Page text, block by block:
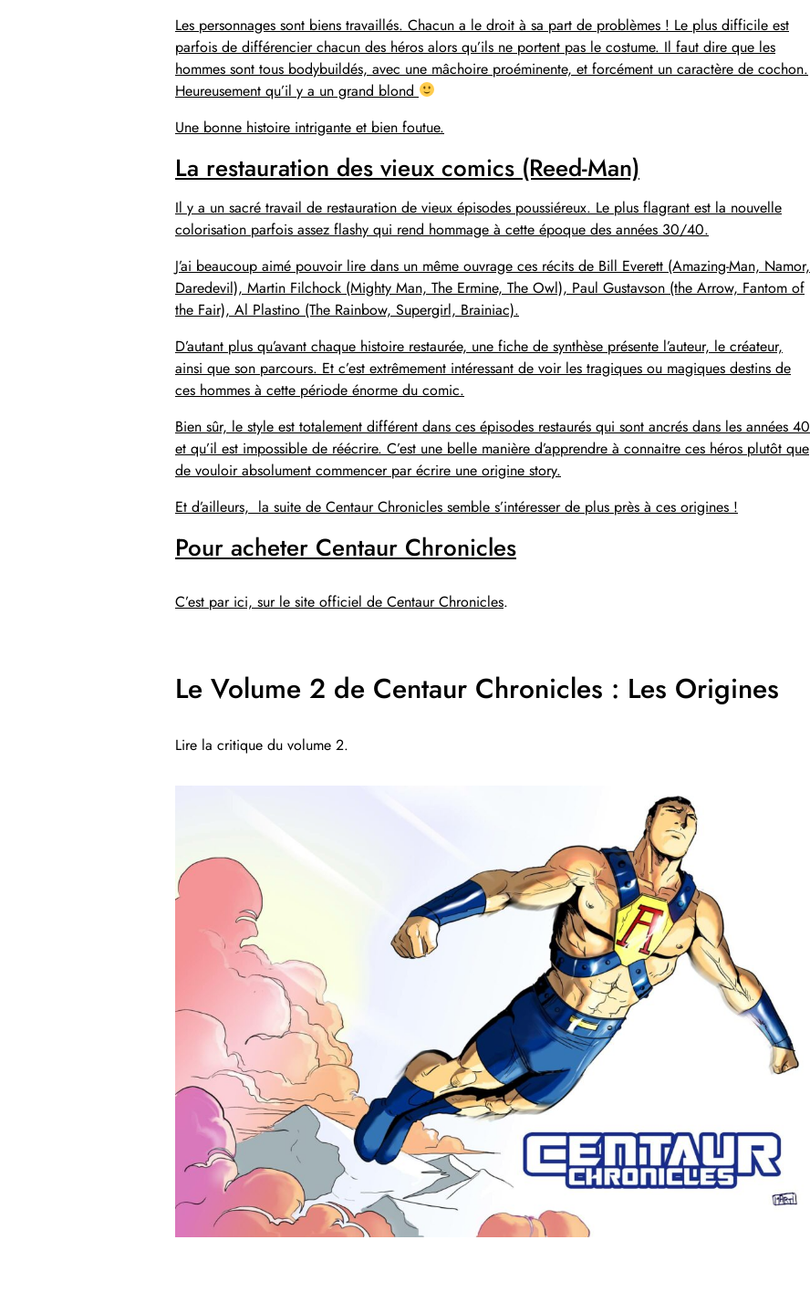
Les personnages sont biens travaillés. Chacun a le droit à sa part de problèmes ! Le plus difficile est
parfois de différencier chacun des héros alors qu’ils ne portent pas le costume. Il faut dire que les
hommes sont tous bodybuildés, avec une mâchoire proéminente, et forcément un caractère de cochon.
Heureusement qu’il y a un grand blond
Une bonne histoire intrigante et bien foutue.
La restauration des vieux comics (Reed-Man)
Il y a un sacré travail de restauration de vieux épisodes poussiéreux. Le plus flagrant est la nouvelle
colorisation parfois assez flashy qui rend hommage à cette époque des années 30/40.
J’ai beaucoup aimé pouvoir lire dans un même ouvrage ces récits de Bill Everett (Amazing-Man, Namor,
Daredevil), Martin Filchock (Mighty Man, The Ermine, The Owl), Paul Gustavson (the Arrow, Fantom of
the Fair), Al Plastino (The Rainbow, Supergirl, Brainiac).
D’autant plus qu’avant chaque histoire restaurée, une fiche de synthèse présente l’auteur, le créateur,
ainsi que son parcours. Et c’est extrêmement intéressant de voir les tragiques ou magiques destins de
ces hommes à cette période énorme du comic.
Bien sûr, le style est totalement différent dans ces épisodes restaurés qui sont ancrés dans les années 40
et qu’il est impossible de réécrire. C’est une belle manière d’apprendre à connaitre ces héros plutôt que
de vouloir absolument commencer par écrire une origine story.
Et d’ailleurs, la suite de Centaur Chronicles semble s’intéresser de plus près à ces origines !
Pour acheter Centaur Chronicles
C’est par ici, sur le site officiel de Centaur Chronicles.
Le Volume 2 de Centaur Chronicles : Les Origines
Lire la critique du volume 2.